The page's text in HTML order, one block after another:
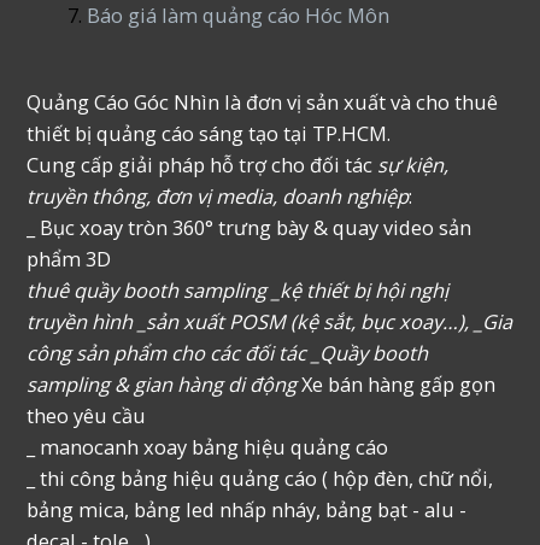
Báo giá làm quảng cáo Hóc Môn
Quảng Cáo Góc Nhìn là đơn vị sản xuất và cho thuê
thiết bị quảng cáo sáng tạo tại TP.HCM.
Cung cấp giải pháp hỗ trợ cho đối tác sự kiện,
truyền thông, đơn vị media, doanh nghiệp:
_ Bục xoay tròn 360° trưng bày & quay video sản
phẩm 3D
thuê quầy booth sampling _kệ thiết bị hội nghị
truyền hình _sản xuất POSM (kệ sắt, bục xoay…), _Gia
công sản phẩm cho các đối tác _Quầy booth
sampling & gian hàng di độngXe bán hàng gấp gọn
theo yêu cầu
_ manocanh xoay bảng hiệu quảng cáo
_ thi công bảng hiệu quảng cáo ( hộp đèn, chữ nổi,
bảng mica, bảng led nhấp nháy, bảng bạt - alu -